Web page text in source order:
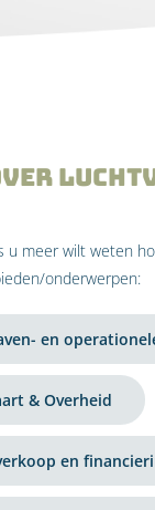
u meer wilt weten
onderwerpen:
en
& Overheid
en